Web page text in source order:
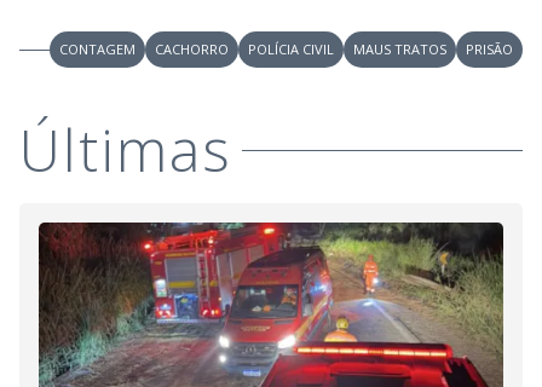
V
e
o
o
CONTAGEM CACHORRO POLÍCIA CIVIL MAUS TRATOS PRISÃO
Últimas